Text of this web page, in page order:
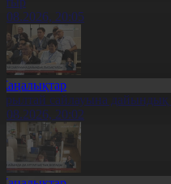
20:05
сайлауына
20:02